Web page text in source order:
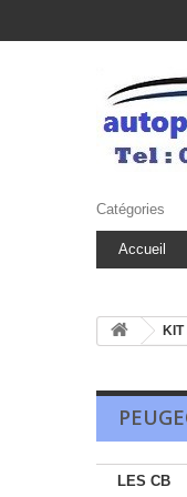
Catégories
Accueil
LES CB